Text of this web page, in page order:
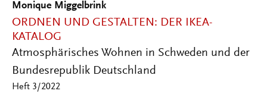
Monique Miggelbrink
ORDNEN UND GESTALTEN: DER IKEA-
KATALOG
Atmosphärisches Wohnen in Schweden und der
Bundesrepublik Deutschland
Heft 3/2022